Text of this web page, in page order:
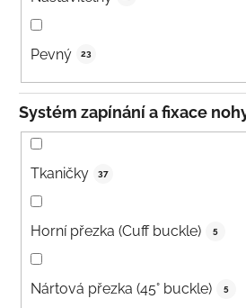
Pevný 23
Systém zapínání a fixace
Tkaničky 37
Horní přezka (Cuff buckle) 5
Nártová přezka (45° buckle) 5